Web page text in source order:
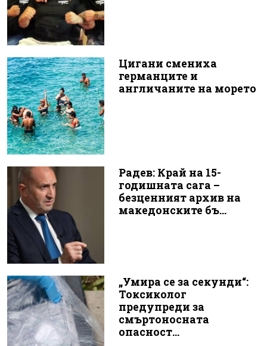
Цигани смениха
германците и
англичаните на морето
Радев: Край на 15-
годишната сага –
безценният архив на
македонските бъ...
„Умира се за секунди“:
Токсиколог
предупреди за
смъртоносната
опасност...